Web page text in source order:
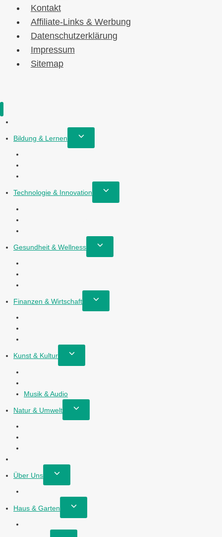
Kontakt
Affiliate-Links & Werbung
Datenschutzerklärung
Impressum
Sitemap
Bildung & Lernen
Untermenü
umschalten
Technologie & Innovation
Untermenü
umschalten
Gesundheit & Wellness
Untermenü
umschalten
Finanzen & Wirtschaft
Untermenü
umschalten
Kunst & Kultur
Untermenü
umschalten
Musik & Audio
Natur & Umwelt
Untermenü
umschalten
Über Uns
Untermenü
umschalten
Haus & Garten
Untermenü
umschalten